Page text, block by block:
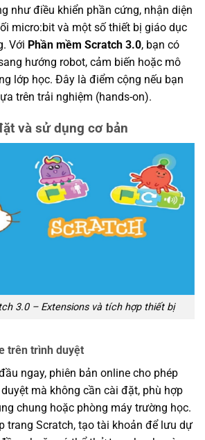
như điều khiển phần cứng, nhận diện
micro:bit và một số thiết bị giáo dục
Với Phần mềm Scratch 3.0, bạn có
hướng robot, cảm biến hoặc mô
lớp học. Đây là điểm cộng nếu bạn
trên trải nghiệm (hands-on).
và sử dụng cơ bản
3.0 – Extensions và tích hợp thiết bị
trên trình duyệt
ngay, phiên bản online cho phép
mà không cần cài đặt, phù hợp
chung hoặc phòng máy trường học.
trang Scratch, tạo tài khoản để lưu dự